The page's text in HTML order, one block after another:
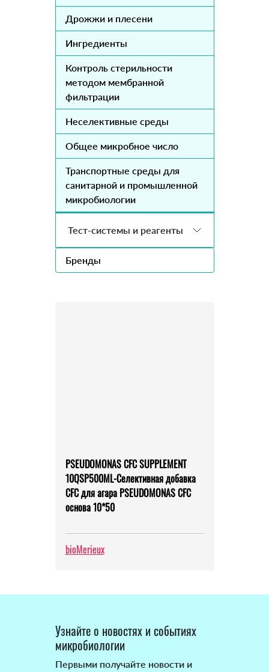
Дрожжи и плесени
Ингредиенты
Контроль стерильности
методом мембранной
фильтрации
Неселективные среды
Общее микробное число
Транспортные среды для
санитарной и промышленной
микробиологии
Тест-системы и реагенты
Бренды
PSEUDOMONAS CFC SUPPLEMENT
10QSP500ML-Селективная добавка
CFC для агара PSEUDOMONAS CFC
основа 10*50
bioMerieux
Узнайте о новостях и событиях
микробиологии
Первыми получайте новости и